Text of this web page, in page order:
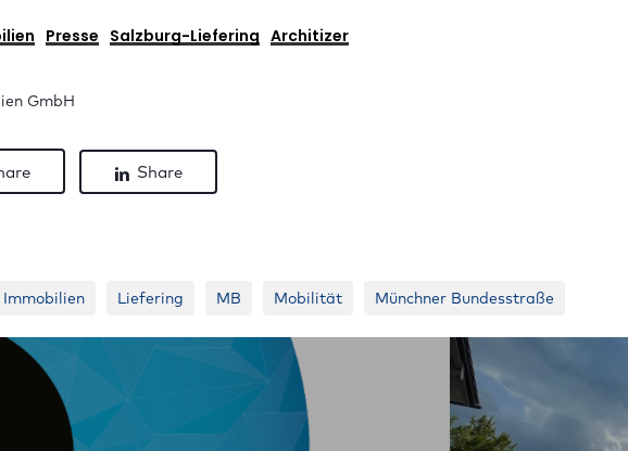
Presse Salzburg-Liefering Architizer
GmbH
Share
Immobilien Liefering MB Mobilität Münchner Bundesstraße